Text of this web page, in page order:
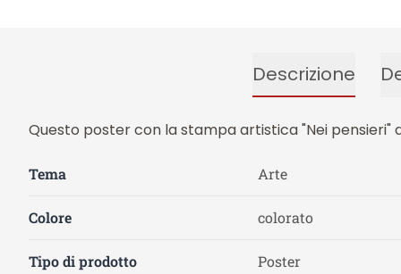
Descrizione
Questo poster con la stampa artistica "Nei pensieri"
Tema Arte
Colore colorato
Tipo di prodotto Poster